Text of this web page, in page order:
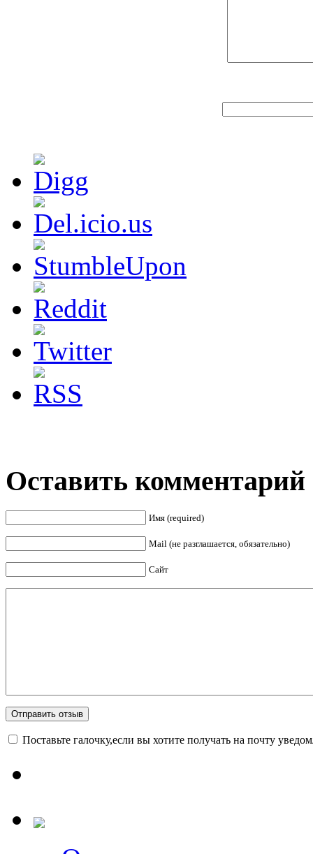
Оставить комментарий
Имя (required)
Mail (не разглашается, обязательно)
Сайт
Поставьте галочку,если вы хотите получать на почту